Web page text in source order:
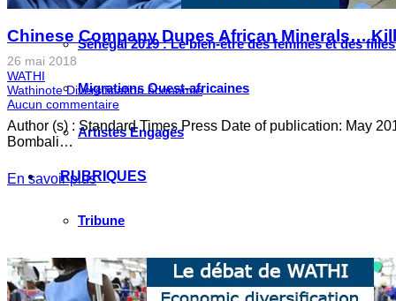
Sénégal 2019 : Le bien-être des femmes et des
Migrations Ouest-africaines
Artistes Engagés
RUBRIQUES
Tribune
Passerelle
Chinese Company Dupes African Minerals…
26 mai 2018
WATHI
Wathinote Diversification économie
Aucun commentaire
Author (s) : Standard Times Press Date of publication: May
Bombali…
En savoir plus